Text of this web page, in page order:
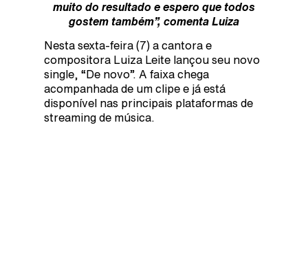
muito do resultado e espero que todos
gostem também”, comenta Luiza
Nesta sexta-feira (7) a cantora e
compositora Luiza Leite lançou seu novo
single, “De novo”. A faixa chega
acompanhada de um clipe e já está
disponível nas principais plataformas de
streaming de música.